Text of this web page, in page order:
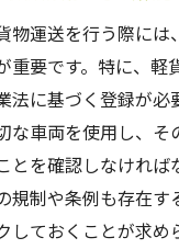
物運送を行う際には
重要です。特に、軽
法に基づく登録が必
な車両を使用し、そ
とを確認しなければ
規制や条例も存在す
しておくことが求め